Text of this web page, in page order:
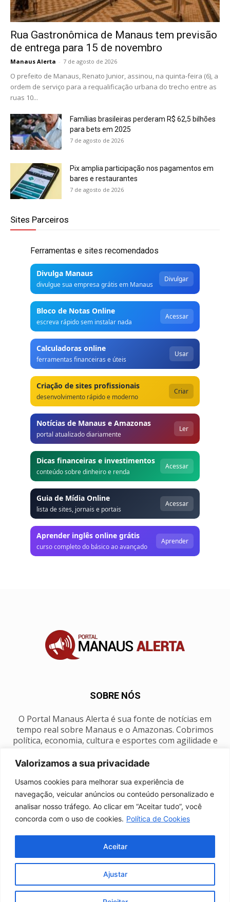
Valorizamos a sua privacidade
Usamos cookies para melhorar sua experiência de
navegação, veicular anúncios ou conteúdo personalizado e
analisar nosso tráfego. Ao clicar em “Aceitar tudo”, você
concorda com o uso de cookies. Política de Cookies
Ajustar
Aceitar
Rua Gastronômica de Manaus tem previsão
de entrega para 15 de novembro
Manaus Alerta - 7 de agosto de 2026
O prefeito de Manaus, Renato Junior, assinou, na quinta-feira (6), a
ordem de serviço para a requalificação urbana do trecho entre as
ruas 10...
Famílias brasileiras perderam R$ 62,5 bilhões
para bets em 2025
7 de agosto de 2026
Pix amplia participação nos pagamentos em
bares e restaurantes
7 de agosto de 2026
Sites Parceiros
Ferramentas e sites recomendados
Divulga Manaus
divulgue sua empresa grátis em Manaus
Divulgar
Bloco de Notas Online
escreva rápido sem instalar nada
Acessar
Calculadoras online
ferramentas financeiras e úteis
Usar
Criação de sites profissionais
desenvolvimento rápido e moderno
Criar
Notícias de Manaus e Amazonas
portal atualizado diariamente
Ler
Dicas financeiras e investimentos
conteúdo sobre dinheiro e renda
Acessar
Guia de Mídia Online
lista de sites, jornais e portais
Acessar
Aprender inglês online grátis
curso completo do básico ao avançado
Aprender
SOBRE NÓS
O Portal Manaus Alerta é sua fonte de notícias em
tempo real sobre Manaus e o Amazonas. Cobrimos
política, economia, cultura e esportes com agilidade e
SIGA-NOS
Fale conosco
Manaus Clima